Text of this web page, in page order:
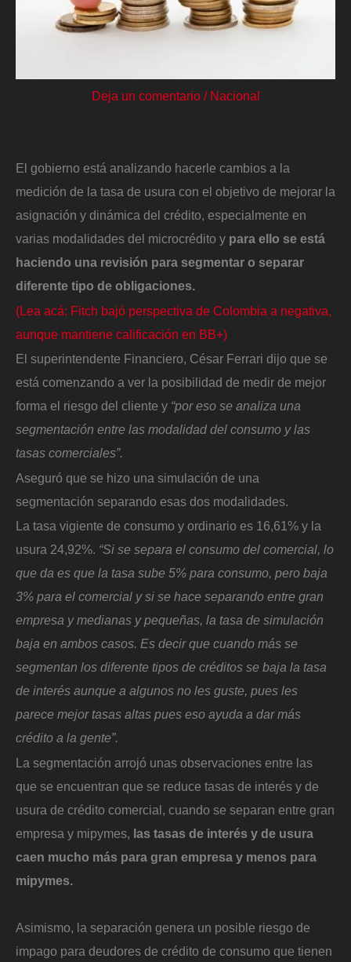
Deja un comentario / Nacional
El gobierno está analizando hacerle cambios a la
medición de la tasa de usura con el objetivo de mejorar la
asignación y dinámica del crédito, especialmente en
varias modalidades del microcrédito y para ello se está
haciendo una revisión para segmentar o separar
diferente tipo de obligaciones.
(Lea acá: Fitch bajó perspectiva de Colombia a negativa,
aunque mantiene calificación en BB+)
El superintendente Financiero, César Ferrari dijo que se
está comenzando a ver la posibilidad de medir de mejor
forma el riesgo del cliente y “por eso se analiza una
segmentación entre las modalidad del consumo y las
tasas comerciales”.
Aseguró que se hizo una simulación de una
segmentación separando esas dos modalidades.
La tasa vigiente de consumo y ordinario es 16,61% y la
usura 24,92%. “Si se separa el consumo del comercial, lo
que da es que la tasa sube 5% para consumo, pero baja
3% para el comercial y si se hace separando entre gran
empresa y medianas y pequeñas, la tasa de simulación
baja en ambos casos. Es decir que cuando más se
segmentan los diferente tipos de créditos se baja la tasa
de interés aunque a algunos no les guste, pues les
parece mejor tasas altas pues eso ayuda a dar más
crédito a la gente”.
La segmentación arrojó unas observaciones entre las
que se encuentran que se reduce tasas de interés y de
usura de crédito comercial, cuando se separan entre gran
empresa y mipymes, las tasas de interés y de usura
caen mucho más para gran empresa y menos para
mipymes.
Asimismo, la separación genera un posible riesgo de
impago para deudores de crédito de consumo que tienen